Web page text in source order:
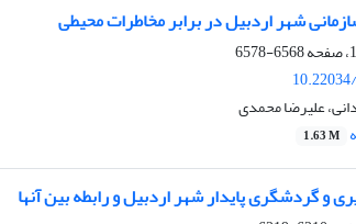
شهر اردبیل در برابر مخاطرات محیطی
6568-6578
علیرضا محمدی
1.63 M
پایدار شهر اردبیل و رابطه بین آنها